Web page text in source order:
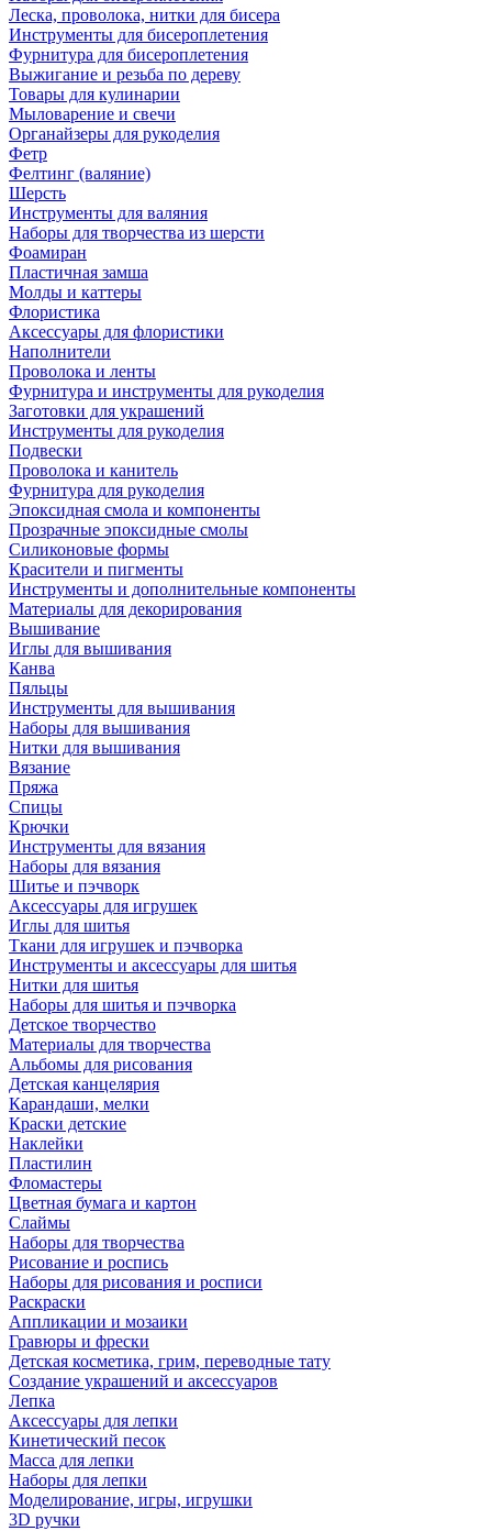
Леска, проволока, нитки для бисера
Инструменты для бисероплетения
Фурнитура для бисероплетения
Выжигание и резьба по дереву
Товары для кулинарии
Мыловарение и свечи
Органайзеры для рукоделия
Фетр
Фелтинг (валяние)
Шерсть
Инструменты для валяния
Наборы для творчества из шерсти
Фоамиран
Пластичная замша
Молды и каттеры
Флористика
Аксессуары для флористики
Наполнители
Проволока и ленты
Фурнитура и инструменты для рукоделия
Заготовки для украшений
Инструменты для рукоделия
Подвески
Проволока и канитель
Фурнитура для рукоделия
Эпоксидная смола и компоненты
Прозрачные эпоксидные смолы
Силиконовые формы
Красители и пигменты
Инструменты и дополнительные компоненты
Материалы для декорирования
Вышивание
Иглы для вышивания
Канва
Пяльцы
Инструменты для вышивания
Наборы для вышивания
Нитки для вышивания
Вязание
Пряжа
Спицы
Крючки
Инструменты для вязания
Наборы для вязания
Шитье и пэчворк
Аксессуары для игрушек
Иглы для шитья
Ткани для игрушек и пэчворка
Инструменты и аксессуары для шитья
Нитки для шитья
Наборы для шитья и пэчворка
Детское творчество
Материалы для творчества
Альбомы для рисования
Детская канцелярия
Карандаши, мелки
Краски детские
Наклейки
Пластилин
Фломастеры
Цветная бумага и картон
Слаймы
Наборы для творчества
Рисование и роспись
Наборы для рисования и росписи
Раскраски
Аппликации и мозаики
Гравюры и фрески
Детская косметика, грим, переводные тату
Создание украшений и аксессуаров
Лепка
Аксессуары для лепки
Кинетический песок
Масса для лепки
Наборы для лепки
Моделирование, игры, игрушки
3D ручки